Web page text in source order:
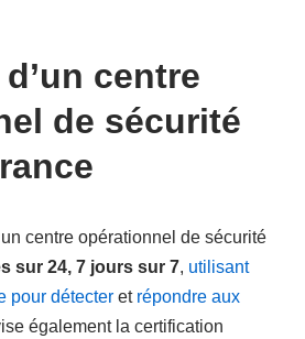
centre
de sécurité
centre opérationnel de sécurité
sur 24, 7 jours sur 7, utilisant
pour détecter et répondre aux
également la certification